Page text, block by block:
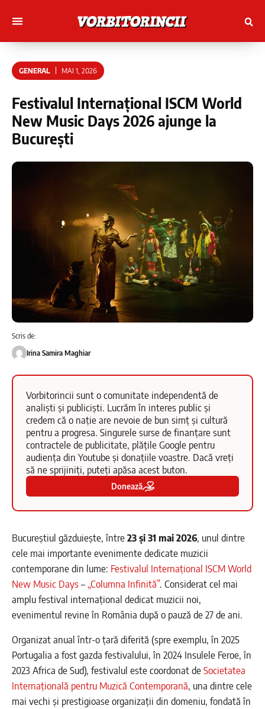
GENERAL MAI 1, 2026
Festivalul Internațional ISCM World
New Music Days 2026 ajunge la
București
Scris de:
Irina Samira Maghiar
Vorbitorincii sunt o comunitate independentă de
analiști și publiciști. Lucrăm în interes public și
credem că o nație are nevoie de bun simț și cultură
pentru a progresa. Singurele surse de finanțare sunt
contractele de publicitate, plățile Google pentru
audiența din Youtube și donațiile voastre. Dacă vreți
să ne sprijiniți, puteți apăsa acest buton.
Donează
Bucureștiul găzduiește, între23 și 31 mai 2026, unul dintre
cele mai importante evenimente dedicate muzicii
contemporane din lume: Festivalul Internațional ISCM World
New Music Days– „Columna Infinită”. Considerat cel mai
amplu festival internațional dedicat muzicii noi,
evenimentul revine în România după o pauză de 27 de ani.
Organizat anual într-o țară diferită (spre exemplu, în 2025
Portugalia a fost gazda festivalului, în 2024 Insulele Feroe, în
2023 Africa de Sud), festivalul este coordonat deSocietatea
Internațională pentru Muzică Contemporană, una dintre cele
mai vechi și prestigioase organizații din domeniu, fondată în